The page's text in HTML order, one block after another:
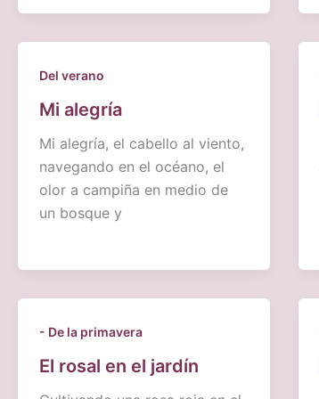
Del verano
Mi alegría
Mi alegría, el cabello al viento,
navegando en el océano, el
olor a campiña en medio de
un bosque y
- De la primavera
El rosal en el jardín